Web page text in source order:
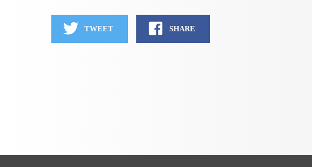
TWEET SHARE